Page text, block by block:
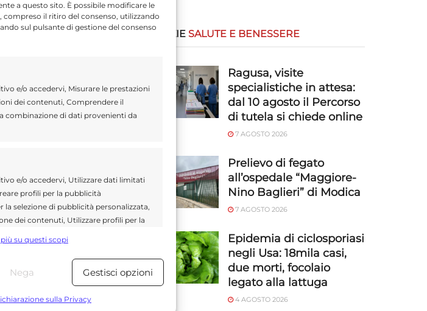
a questo sito. È possibile modificare le
il ritiro del consenso, utilizzando
sul pulsante di gestione del consenso
e/o accedervi, Misurare le prestazioni
dei contenuti, Comprendere il
combinazione di dati provenienti da
e/o accedervi, Utilizzare dati limitati
profili per la pubblicità
la selezione di pubblicità personalizzata,
dei contenuti, Utilizzare profili per la
dei contenuti.
Sempre attivo
da altre fonti di dati,
su questi scopi
Nega Gestisci opzioni
sulla Privacy
collaboratori e
per offrire notizie,
alla politica,
indipendente che
*
NOTIZIE SALUTE E BENESSERE
Ragusa, visite
specialistiche in attesa:
dal 10 agosto il Percorso
di tutela si chiede online
7 AGOSTO 2026
Prelievo di fegato
all’ospedale “Maggiore-
Nino Baglieri” di Modica
7 AGOSTO 2026
Epidemia di ciclosporiasi
negli Usa: 18mila casi,
due morti, focolaio
legato alla lattuga
4 AGOSTO 2026